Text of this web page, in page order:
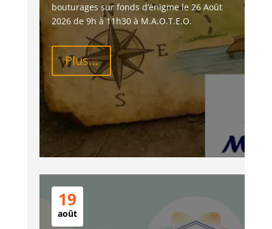
bouturages sur fonds d’énigme le 26 Août
2026 de 9h à 11h30 à M.A.O.T.E.O.
Plus...
19
août